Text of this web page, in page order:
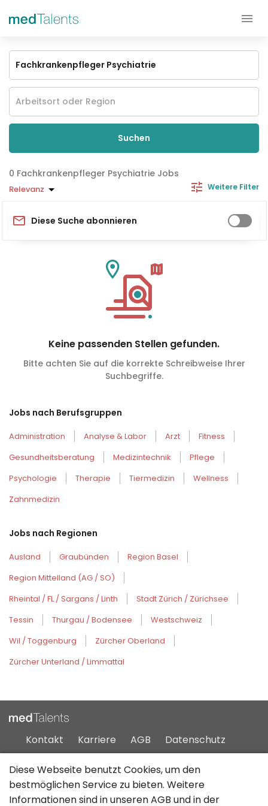
Suchen
Fachkrankenpfleger Psychiatrie Jobs
Relevanz Weitere Filter
Diese Suche abonnieren
Keine passenden Stellen gefunden.
Bitte achten Sie auf die korrekte Schreibweise Ihrer
Suchbegriffe.
Jobs nach Berufsgruppen
Administration Analyse & Labor Arzt
Fitness
Gesundheitsberatung
Medizintechnik
Pflege
Psychologie
Therapie Tiermedizin
Wellness
Zahnmedizin
Jobs nach Regionen
Ausland Graubünden
Region Basel
Region Mittelland (AG / SO)
Rheintal / FL / Sargans / Linth
Stadt Zürich / Zürichsee
Tessin
Thurgau / Bodensee
Westschweiz
Wil / Toggenburg
Zürcher Oberland
Zürcher Unterland / Limmattal
Kontakt Karriere AGB
Datenschutz
Impressum
Sitemap
Diese Webseite benutzt Cookies, um den
bestmöglichen Service zu bieten. Weitere
Informationen sind in unserenAGB und in der